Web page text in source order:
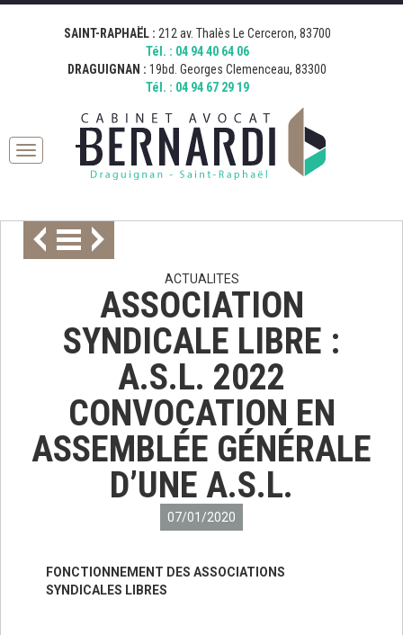
[google_map address="19 Boulevard Georges Clemenceau, 83300
Draguignan, France" zoom="15" desc="AVOCAT BERNARDI
DRAGUIGNAN" icon="http://bernardi.demo.comkwatt.com/wp-
content/uploads/2015/11/icon_map.png" ]
[google_map address="212 Avenue Thalès, 83700 Saint-Raphaël,
France" zoom="15" desc="AVOCAT BERNARDI SAINT RAPHAEL"
icon="http://bernardi.demo.comkwatt.com/wp-
content/uploads/2015/11/icon_map.png" ]
SAINT-RAPHAËL : 212 av. Thalès Le Cerceron, 83700
Tél. : 04 94 40 64 06
DRAGUIGNAN : 19bd. Georges Clemenceau, 83300
Tél. : 04 94 67 29 19
Toggle
ACTUALITES
ASSOCIATION
SYNDICALE LIBRE :
A.S.L. 2022
CONVOCATION EN
ASSEMBLÉE GÉNÉRALE
D’UNE A.S.L.
07/01/2020
FONCTIONNEMENT DES ASSOCIATIONS
SYNDICALES LIBRES